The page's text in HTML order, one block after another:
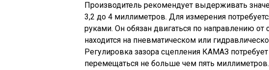
Производитель рекомендует выдерживать
3,2 до 4 миллиметров. Для измерения
руками. Он обязан двигаться по направлению от
находится на пневматическом или
Регулировка зазора сцепления КАМАЗ
перемещаться не больше чем пять